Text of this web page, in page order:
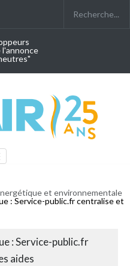
et environnementale
: Service-public.fr centralise et
: Service-public.fr
aides